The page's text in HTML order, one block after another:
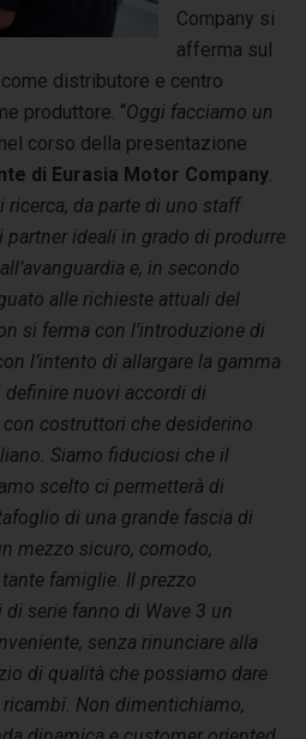
Company si
afferma sul
distributore e centro
produttore. “Oggi facciamo un
corso della presentazione
di Eurasia Motor Company
da parte di uno staff
ideali in grado di produrre
e, in secondo
alle richieste attuali del
si ferma con l’introduzione di
l’intento di allargare la gamma
nuovi accordi di
costruttori che desiderino
Siamo fiduciosi che il
scelto ci permetterà di
di una grande fascia di
mezzo sicuro, comodo,
famiglie. Il prezzo
serie fanno di Wave 3 un
senza rinunciare alla
di qualità che possiamo dare
Non dimentichiamo,